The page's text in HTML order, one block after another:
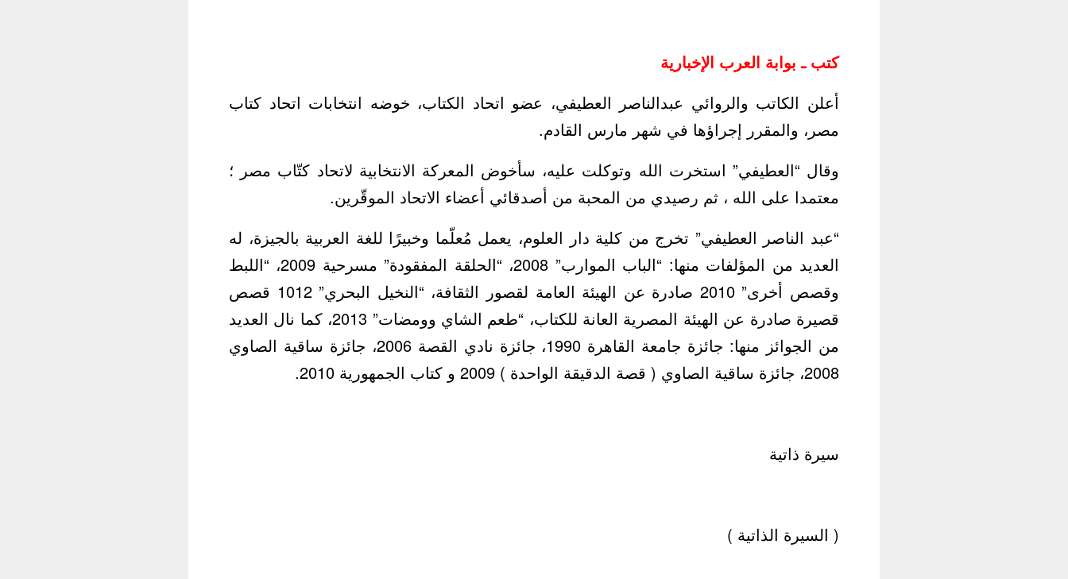
كتب ـ بوابة العرب الإخبارية
أعلن الكاتب والروائي عبدالناصر العطيفي، عضو اتحاد الكتاب، خوضه انتخابات اتحاد كتاب
مصر، والمقرر إجراؤها في شهر مارس القادم.
وقال “العطيفي” استخرت الله وتوكلت عليه، سأخوض المعركة الانتخابية لاتحاد كتّاب مصر ؛
معتمدا على الله ، ثم رصيدي من المحبة من أصدقائي أعضاء الاتحاد الموقّرين.
“عبد الناصر العطيفي” تخرج من كلية دار العلوم، يعمل مُعلّما وخبيرًا للغة العربية بالجيزة، له
العديد من المؤلفات منها: “الباب الموارب” 2008، “الحلقة المفقودة” مسرحية 2009، “اللبط
وقصص أخرى” 2010 صادرة عن الهيئة العامة لقصور الثقافة، “النخيل البحري” 1012 قصص
قصيرة صادرة عن الهيئة المصرية العانة للكتاب، “طعم الشاي وومضات” 2013، كما نال العديد
من الجوائز منها: جائزة جامعة القاهرة 1990، جائزة نادي القصة 2006، جائزة ساقية الصاوي
2008، جائزة ساقية الصاوي ( قصة الدقيقة الواحدة ) 2009 و كتاب الجمهورية 2010.
سيرة ذاتية
( السيرة الذاتية )